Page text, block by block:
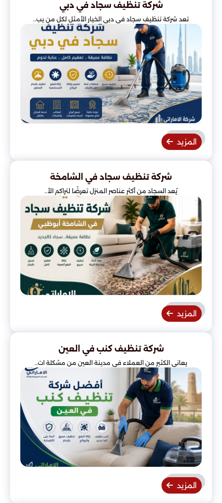
شركة تنظيف سجاد في دبي
تعد شركة تنظيف سجاد في دبي الخيار الأمثل لكل من يب..
المزيد
شركة تنظيف سجاد في الشامخة
يُعد السجاد من أكثر عناصر المنزل تعرضًا لتراكم الأ..
المزيد
شركة تنظيف كنب في العين
يعاني الكثير من العملاء في مدينة العين من مشكلة ات..
المزيد